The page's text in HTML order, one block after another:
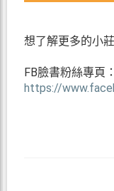
想了解更多的小莊
FB臉書粉絲專頁：
https://